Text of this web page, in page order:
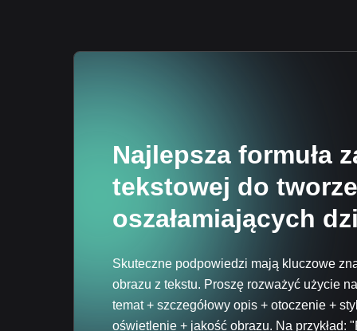
Najlepsza formuła
tekstowej do
oszałamiających
Skuteczne podpowiedzi mają kluczowe
obrazu z tekstu. Proszę rozważyć użycie
temat + szczegółowy opis + otoczenie +
oświetlenie + jakość obrazu. Na przykład: